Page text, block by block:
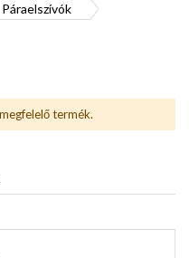
Páraelszívók
termék.